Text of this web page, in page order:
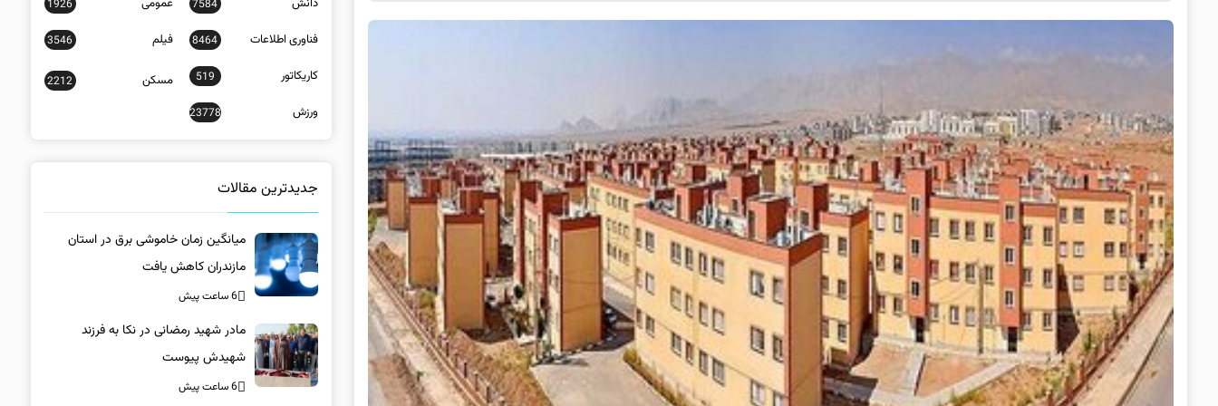
7584
1926
فناوری اطلاعات 8464 فیلم 3546
کاریکاتور 519 مسکن 2212
ورزش 23778
جدیدترین مقالات
میانگین زمان خاموشی برق در استان
مازندران کاهش یافت
6 ساعت پیش
مادر شهید رمضانی در نکا به فرزند
شهیدش پیوست
6 ساعت پیش